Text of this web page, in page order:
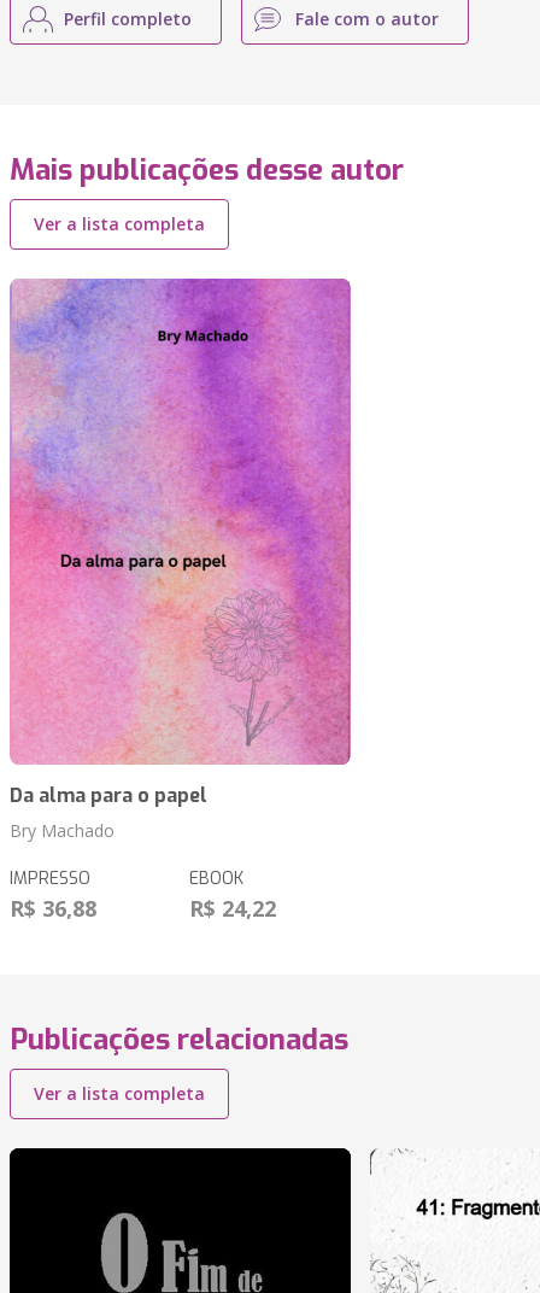
Perfil completo Fale com o autor
Mais publicações desse autor
Ver a lista completa
Da alma para o papel
Bry Machado
IMPRESSO
R$ 36,88
EBOOK
R$ 24,22
Publicações relacionadas
Ver a lista completa